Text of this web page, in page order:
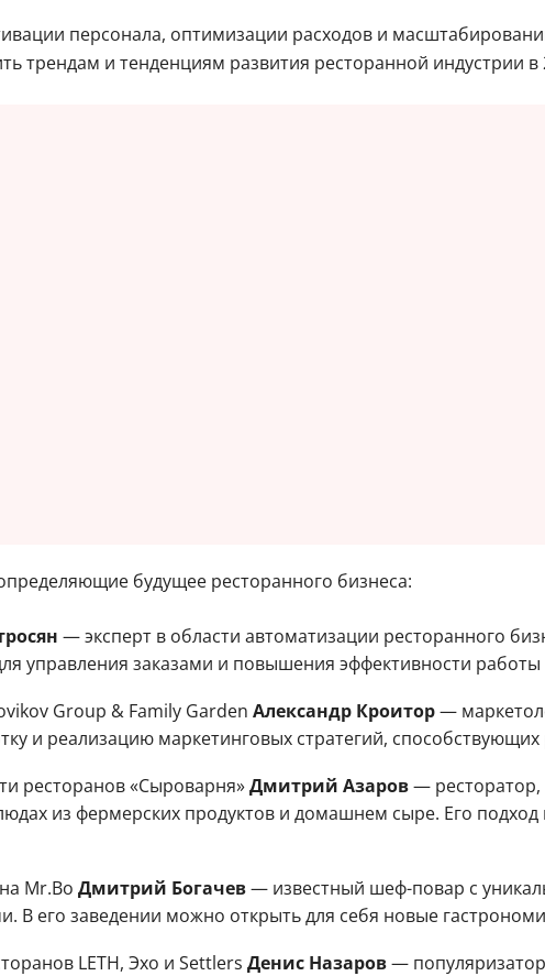
персонала, оптимизации расходов и
трендам и тенденциям развития ресторанной индустрии в
будущее ресторанного бизнеса:
— эксперт в области автоматизации ресторанного
управления заказами и повышения эффективности работы
Group & Family Garden Александр Кроитор—
и реализацию маркетинговых стратегий,
ресторанов «Сыроварня»Дмитрий Азаров— ресторатор,
из фермерских продуктов и домашнем сыре. Его
Mr.Bo Дмитрий Богачев— известный шеф-повар с
В его заведении можно открыть для себя новые
LETH, Эхо и Settlers Денис Назаров— популяризатор